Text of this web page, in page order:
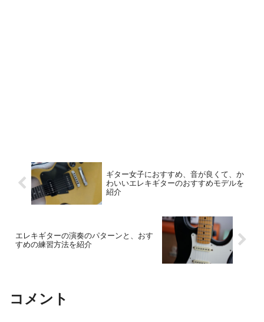
ギター女子におすすめ、音が良くて、か
わいいエレキギターのおすすめモデルを
紹介
エレキギターの演奏のパターンと、おす
すめの練習方法を紹介
コメント